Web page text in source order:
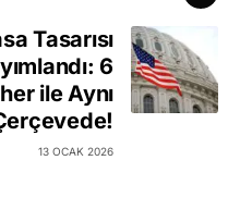
Tasarısı
6
ile Aynı
13 OCAK 2026